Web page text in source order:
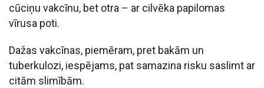
cūciņu vakcīnu, bet otra – ar cilvēka papilomas
vīrusa poti.
Dažas vakcīnas, piemēram, pret bakām un
tuberkulozi, iespējams, pat samazina risku saslimt ar
citām slimībām.